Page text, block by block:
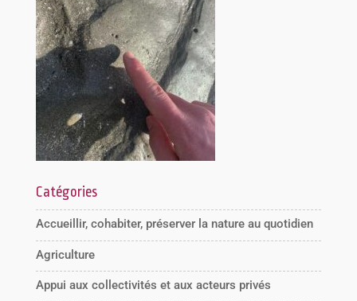
Catégories
Accueillir, cohabiter, préserver la nature au quotidien
Agriculture
Appui aux collectivités et aux acteurs privés